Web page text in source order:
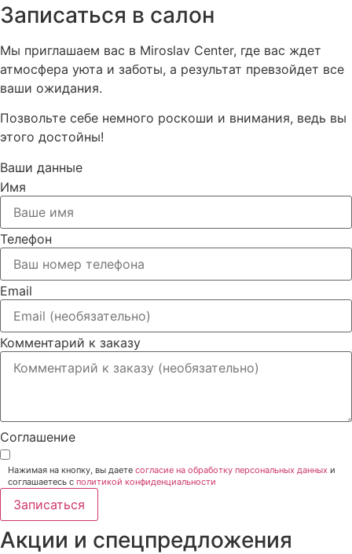
Записаться в салон
Мы приглашаем вас в Miroslav Center, где вас ждет
атмосфера уюта и заботы, а результат превзойдет все
ваши ожидания.
Позвольте себе немного роскоши и внимания, ведь вы
этого достойны!
Ваши данные
Имя
Телефон
Email
Комментарий к заказу
Соглашение
Нажимая на кнопку, вы даете согласие на обработку персональных данных и
соглашаетесь c политикой конфиденциальности
Записаться
Акции и спецпредложения